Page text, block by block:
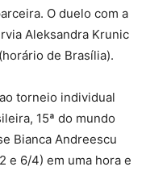
O duelo com a
Aleksandra Krunic
de Brasília).
torneio individual
15ª do mundo
Bianca Andreescu
e 6/4) em uma hora e